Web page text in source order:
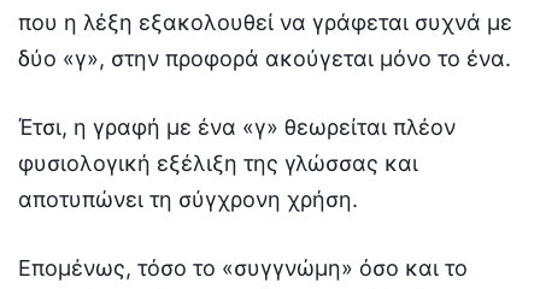
που η λέξη εξακολουθεί να γράφεται συχνά με
δύο «γ», στην προφορά ακούγεται μόνο το ένα.
Έτσι, η γραφή με ένα «γ» θεωρείται πλέον
φυσιολογική εξέλιξη της γλώσσας και
αποτυπώνει τη σύγχρονη χρήση.
Επομένως, τόσο το «συγγνώμη» όσο και το